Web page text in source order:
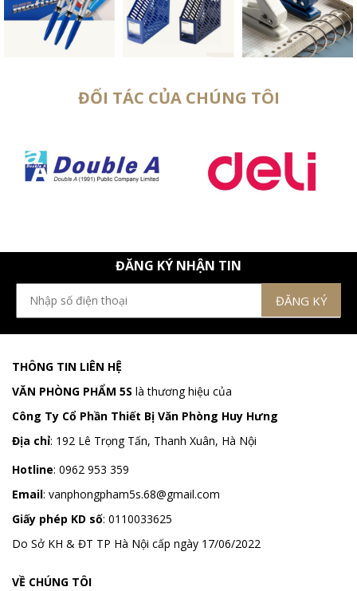
ĐỐI TÁC CỦA CHÚNG TÔI
ĐĂNG KÝ NHẬN TIN
THÔNG TIN LIÊN HỆ
VĂN PHÒNG PHẨM 5S là thương hiệu của
Công Ty Cổ Phần Thiết Bị Văn Phòng Huy Hưng
Địa chỉ: 192 Lê Trọng Tấn, Thanh Xuân, Hà Nội
Hotline: 0962 953 359
Email: vanphongpham5s.68@gmail.com
Giấy phép KD số: 0110033625
Do Sở KH & ĐT TP Hà Nội cấp ngày 17/06/2022
VỀ CHÚNG TÔI